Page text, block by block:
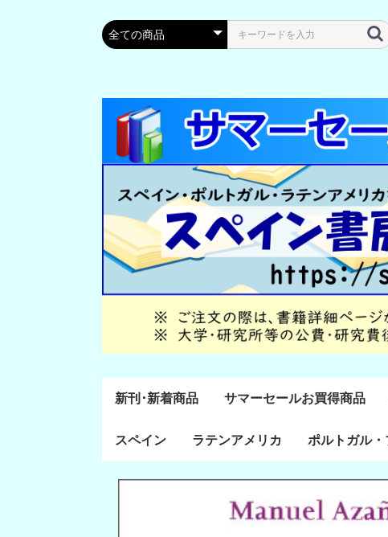
新刊･新着商品 サマーセールお買得商品
スペイン
通史・全般
８～１５世紀
１６～１８世紀
１８世紀末～２０世紀
20世紀後半以降
ラテンアメリカ
ラテン・アメリカ全般
メキシコ研究
中米・カリブ研究
キューバ研究
南米諸国
ペルー研究
チリ研究
アルゼンチン研究
ポルトガル
ポルトガル研
ブラジル研究